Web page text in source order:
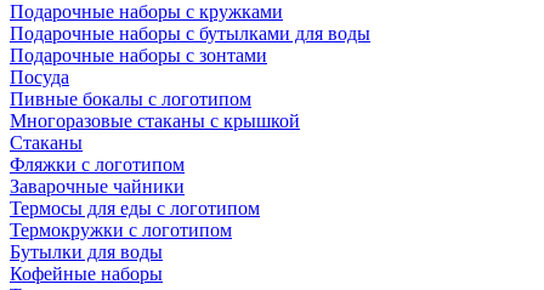
Подарочные наборы с кружками
Подарочные наборы с бутылками для воды
Подарочные наборы с зонтами
Посуда
Пивные бокалы с логотипом
Многоразовые стаканы с крышкой
Стаканы
Фляжки с логотипом
Заварочные чайники
Термосы для еды с логотипом
Термокружки с логотипом
Бутылки для воды
Кофейные наборы